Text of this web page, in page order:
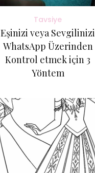
Tavsiye
Eşinizi veya Sevgilinizi
WhatsApp Üzerinden
Kontrol etmek için 3
Yöntem